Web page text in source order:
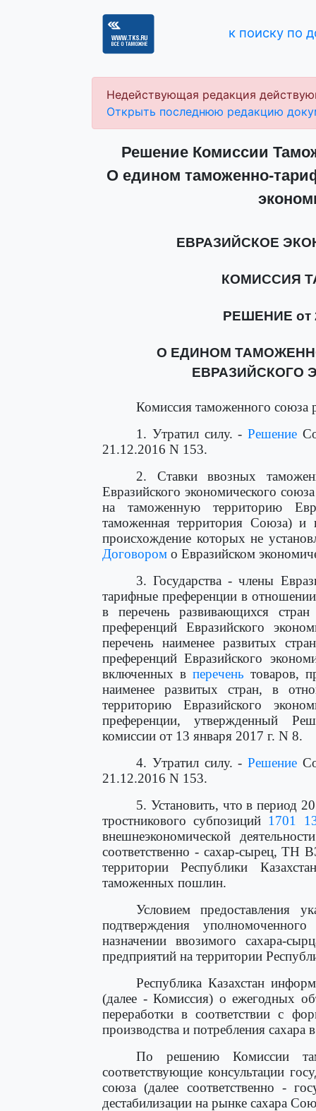
к поиску по
Недействующая редакция
Открыть последнюю редакцию
Решение Комиссии
О едином таможенно-
ЕВРАЗИЙСКОЕ
КОМИССИЯ
РЕШЕНИЕ от
О ЕДИНОМ
ЕВРАЗИЙСКОГО
Комиссия таможенного союза
1. Утратил силу. -Решение
21.12.2016 N 153.
2. Ставки ввозных
Евразийского экономического
на таможенную территорию
таможенная территория Союза)
происхождение которых не
Договором о Евразийском
3. Государства - члены
тарифные преференции в
в перечень развивающихся
преференций Евразийского
перечень наименее развитых
преференций Евразийского
включенных вперечень товаров,
наименее развитых стран, в
территорию Евразийского
преференции, утвержденный
комиссии от 13 января 2017 г. N 8.
4. Утратил силу. -Решение
21.12.2016 N 153.
5. Установить, что в период
тростникового субпозиций 1701
внешнеэкономической
соответственно - сахар-сырец,
территории Республики
таможенных пошлин.
Условием предоставления
подтверждения
назначении ввозимого сахара-
предприятий на территории
Республика Казахстан
(далее - Комиссия) о ежегодных
переработки в соответствии с
производства и потребления сахара
По решению Комиссии
соответствующие консультации
союза (далее соответственно -
дестабилизации на рынке сахара